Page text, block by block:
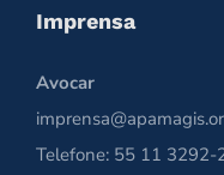
Imprensa
Avocar
Telefone: 55 11 3292-